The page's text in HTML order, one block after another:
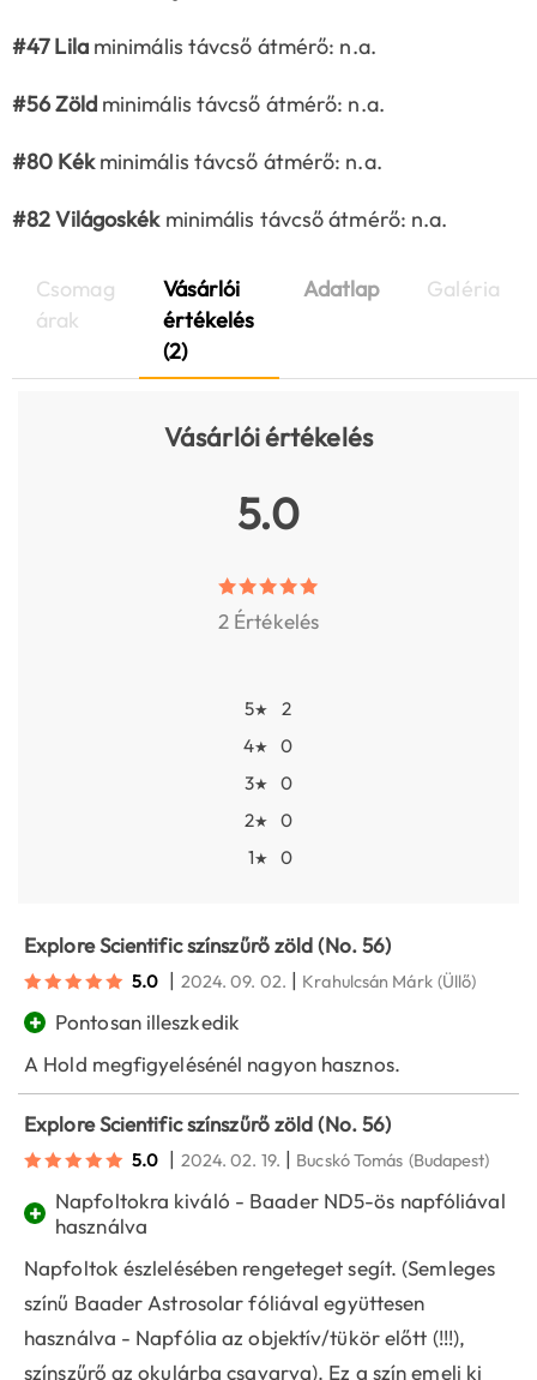
#47 Lila minimális távcső átmérő: n.a.
#56 Zöldminimális távcső átmérő: n.a.
#80 Kékminimális távcső átmérő: n.a.
#82 Világoskékminimális távcső átmérő: n.a.
Csomag
árak
Vásárlói
értékelés
(2)
Adatlap Galéria
Vásárlói értékelés
5.0
2 Értékelés
5★
2
4★
0
3★
0
2★
0
1★ 0
Explore Scientific színszűrő zöld (No. 56)
5.0 | 2024. 09. 02. | Krahulcsán Márk (Üllő)
+
Pontosan illeszkedik
A Hold megfigyelésénél nagyon hasznos.
Explore Scientific színszűrő zöld (No. 56)
5.0 | 2024. 02. 19. | Bucskó Tomás (Budapest)
+
Napfoltokra kiváló - Baader ND5-ös napfóliával
használva
Napfoltok észlelésében rengeteget segít. (Semleges
színű Baader Astrosolar fóliával együttesen
használva - Napfólia az objektív/tükör előtt (!!!),
színszűrő az okulárba csavarva). Ez a szín emeli ki